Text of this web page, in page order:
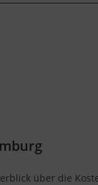
über die